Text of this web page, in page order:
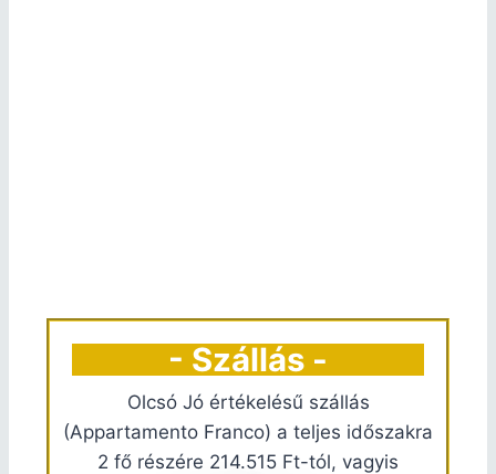
- Szállás -
Olcsó Jó értékelésű szállás
(Appartamento Franco) a teljes időszakra
2 fő részére 214.515 Ft-tól, vagyis